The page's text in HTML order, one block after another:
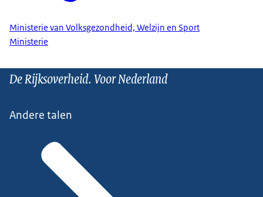
Ministerie van Volksgezondheid, Welzijn en Sport
Ministerie
De Rijksoverheid. Voor Nederland
Andere talen